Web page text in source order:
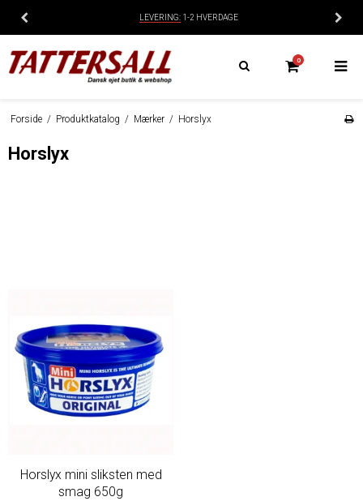
LEVERING: 1-2 HVERDAGE
0
Forside / Produktkatalog / Mærker / Horslyx
Horslyx
Horslyx mini sliksten med
smag 650g